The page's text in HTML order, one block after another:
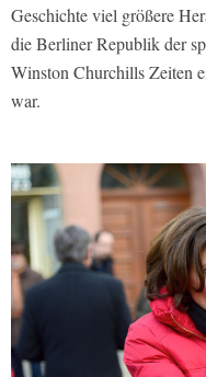
Geschichte viel größere
die Berliner Republik der
Winston Churchills Zeiten
war.